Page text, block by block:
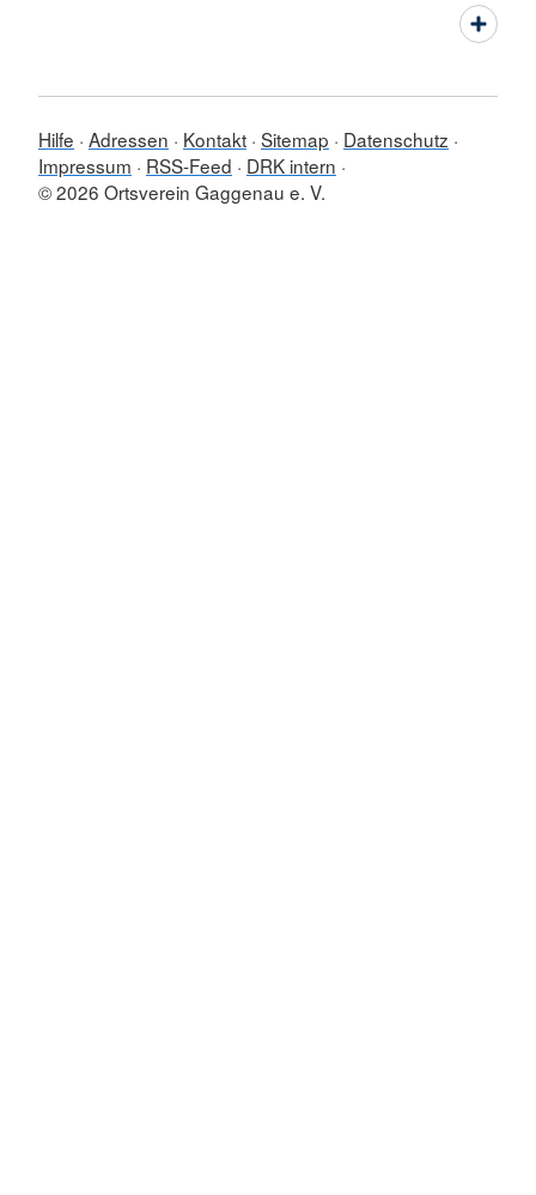
Hilfe Adressen Kontakt Sitemap
Datenschutz
Impressum
RSS-Feed
DRK intern
© 2026 Ortsverein Gaggenau e. V.